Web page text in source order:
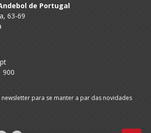
de
de Portugal
63-69
900
newsletter para se manter a par das novidades